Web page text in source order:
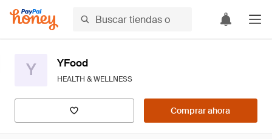
Y YFood
HEALTH & WELLNESS
Comprar ahora